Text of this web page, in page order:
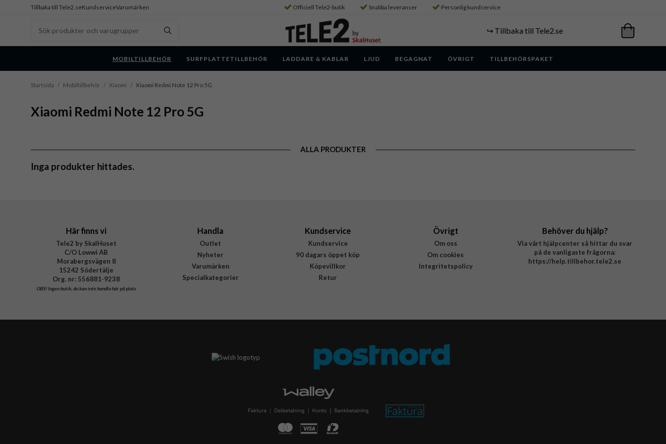
Tillbaka till Tele2.seKundserviceVarumärken Officiell Tele2-butik Snabba leveranser Personlig kundservice
↪️ Tillbaka till Tele2.se
MOBILTILLBEHÖR SURFPLATTETILLBEHÖR LADDARE & KABLAR LJUD BEGAGNAT ÖVRIGT TILLBEHÖRSPAKET
Startsida / Mobiltillbehör / Xiaomi / Xiaomi Redmi Note 12 Pro 5G
Xiaomi Redmi Note 12 Pro 5G
ALLA PRODUKTER
Inga produkter hittades.
Här finns vi
Tele2 by SkalHuset
C/O Lowwi AB
Morabergsvägen 8
15242 Södertälje
Org. nr: 556881-9238
OBS!Ingen butik, du kan inte handla här på plats
Handla
Outlet
Nyheter
Varumärken
Specialkategorier
Kundservice
Kundservice
90 dagars öppet köp
Köpevillkor
Retur
Övrigt
Om oss
Om cookies
Integritetspolicy
Behöver du hjälp?
Via vårt hjälpcenter så hittar du svar
på de vanligaste frågorna:
https://help.tillbehor.tele2.se